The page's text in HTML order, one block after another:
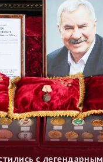
с легендарным